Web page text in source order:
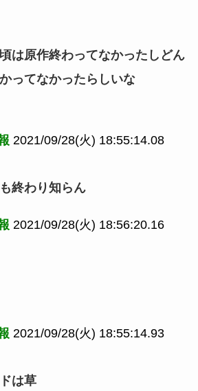
は原作終わってなかったしどん
ってなかったらしいな
2021/09/28(火) 18:55:14.08
終わり知らん
2021/09/28(火) 18:56:20.16
2021/09/28(火) 18:55:14.93
は草